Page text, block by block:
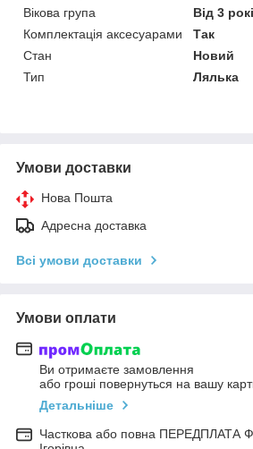
Вікова група
Від 3
Комплектація аксесуарами
Так
Стан
Новий
Тип
Лялька
Умови доставки
Нова Пошта
Адресна доставка
Всі умови доставки
Умови оплати
Ви отримаєте замовлення
або гроші повернуться на вашу
Детальніше
Часткова або повна ПЕРЕДПЛАТА